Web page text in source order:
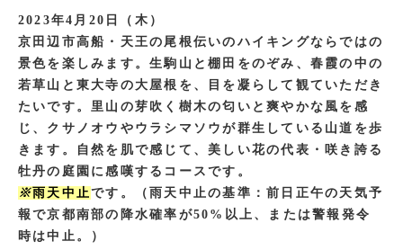
2023年4月20日（木）
京田辺市高船・天王の尾根伝いのハイキングならではの
景色を楽しみます。生駒山と棚田をのぞみ、春霞の中の
若草山と東大寺の大屋根を、目を凝らして観ていただき
たいです。里山の芽吹く樹木の匂いと爽やかな風を感
じ、クサノオウやウラシマソウが群生している山道を歩
きます。自然を肌で感じて、美しい花の代表・咲き誇る
牡丹の庭園に感嘆するコースです。
※雨天中止です。（雨天中止の基準：前日正午の天気予
報で京都南部の降水確率が50%以上、または警報発令
時は中止。）